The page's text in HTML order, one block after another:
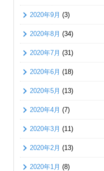
2020年9月 (3)
2020年8月 (34)
2020年7月 (31)
2020年6月 (18)
2020年5月 (13)
2020年4月 (7)
2020年3月 (11)
2020年2月 (13)
2020年1月 (8)